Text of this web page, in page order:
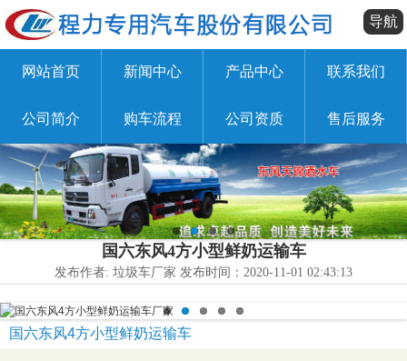
导航
网站首页 新闻中心 产品中心 联系我们
公司简介 购车流程 公司资质 售后服务
国六东风4方小型鲜奶运输车
发布作者: 垃圾车厂家 发布时间：2020-11-01 02:43:13
国六东风4方小型鲜奶运输车